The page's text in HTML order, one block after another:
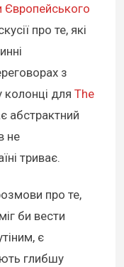
Європейського
про те, які
з
колонці для The
абстрактний
не
триває.
про те,
би вести
є
глибшу